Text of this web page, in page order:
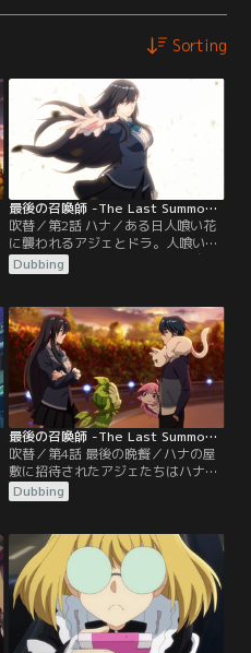
Sorting
最後の召喚師 -The Last Summoner- 第02話／吹替
吹替／第2話 ハナ／ある日人喰い花
に襲われるアジェとドラ。人喰い花
の正体は謎の美少女・ハナの召喚霊
だった。二人はピンチを乗り切るこ
Dubbing
最後の召喚師 -The Last Summoner- 第04話／吹替
吹替／第4話 最後の晩餐／ハナの屋
敷に招待されたアジェたちはハナの
祖父・ハールンと会う。ハールンに
召喚師の世界を教わるアジェたちだ
れ…。
Dubbing